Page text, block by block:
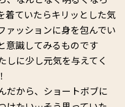
ていたらキリッとした気
ァッションに身を包んでい
意識してみるものです
しに少し元気を与えてく
だから、ショートボブに